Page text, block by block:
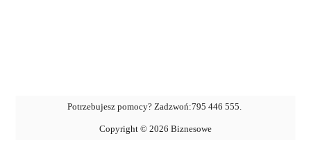
Potrzebujesz pomocy? Zadzwoń:795 446 555.
Copyright © 2026 Biznesowe